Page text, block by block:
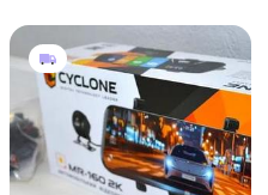
для зарядки, microsd, aux,
mp3,rgb